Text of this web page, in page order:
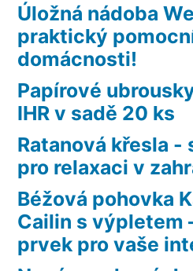
Úložná nádoba
praktický
domácnosti!
Papírové
IHR v sadě 20 ks
Ratanová křesla -
pro relaxaci v
Béžová pohovka
Cailin s výpletem
prvek pro vaše